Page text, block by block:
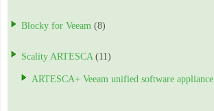
Blocky for Veeam (8)
Scality ARTESCA (11)
ARTESCA+ Veeam unified software appliance